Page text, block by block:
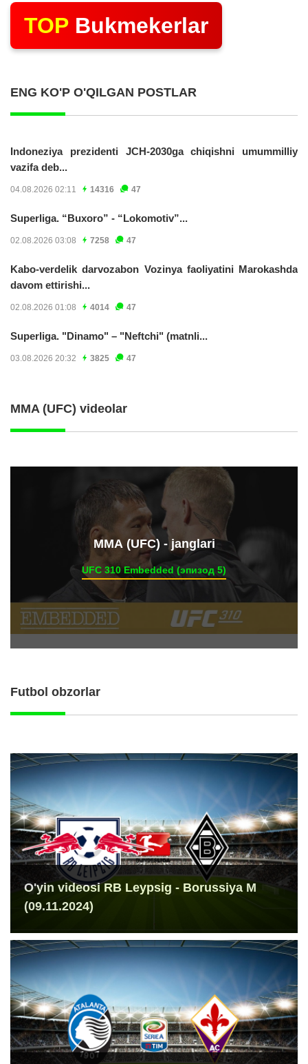
TOP Bukmekerlar
ENG KO'P O'QILGAN POSTLAR
Indoneziya prezidenti JCH-2030ga chiqishni umummilliy
vazifa deb...
04.08.2026 02:11 14316 47
Superliga. “Buxoro” - “Lokomotiv”...
02.08.2026 03:08 7258 47
Kabo-verdelik darvozabon Vozinya faoliyatini Marokashda
davom ettirishi...
02.08.2026 01:08 4014 47
Superliga. "Dinamo" – "Neftchi" (matnli...
03.08.2026 20:32 3825 47
MMA (UFC) videolar
ММА (UFC) - janglari
UFC 310 Embedded (эпизод 5)
Futbol obzorlar
O'yin videosi RB Leypsig - Borussiya M
(09.11.2024)